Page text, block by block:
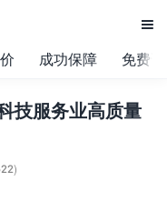

成功保障 免费
技服务业高质量